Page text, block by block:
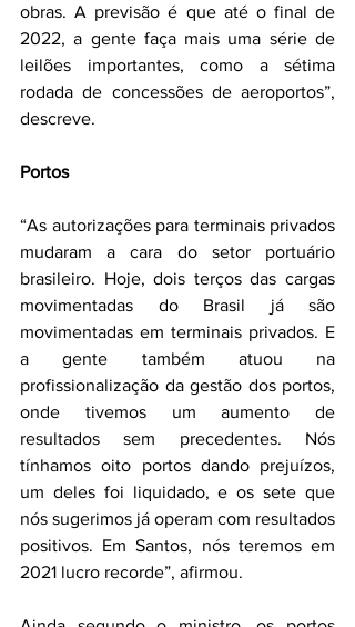
obras. A previsão é que até o final de
2022, a gente faça mais uma série de
leilões importantes, como a sétima
rodada de concessões de aeroportos”,
descreve.
Portos
“As autorizações para terminais privados
mudaram a cara do setor portuário
brasileiro. Hoje, dois terços das cargas
movimentadas do Brasil já são
movimentadas em terminais privados. E
a gente também atuou na
profissionalização da gestão dos portos,
onde tivemos um aumento de
resultados sem precedentes. Nós
tínhamos oito portos dando prejuízos,
um deles foi liquidado, e os sete que
nós sugerimos já operam com resultados
positivos. Em Santos, nós teremos em
2021 lucro recorde”, afirmou.